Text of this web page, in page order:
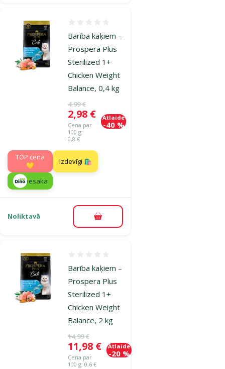
Barība kaķiem –
Prospera Plus
Sterilized 1+
Chicken Weight
Balance, 0,4 kg
Oriģinālā cena
4,99 €
Cena
2,98 €
Cena par
100 g:
0,8 €
Atlaide
-40 %
TOP cena
💛
Izdevīgi 🛍️
iesaka
Noliktavā Pievienot grozam
Barība kaķiem –
Prospera Plus
Sterilized 1+
Chicken Weight
Balance, 2 kg
Oriģinālā cena
14,99 €
Cena
11,98 €
Cena par
100 g: 0,6 €
Atlaide
-20 %